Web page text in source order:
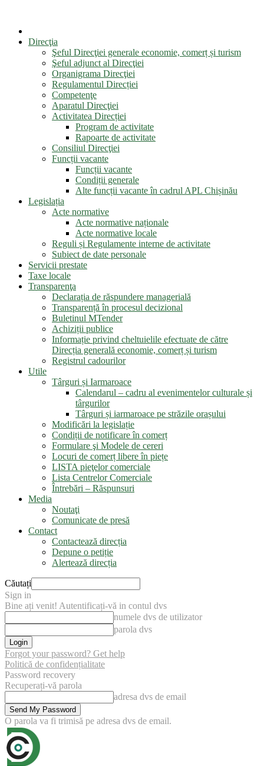
Direcţia
Şeful Direcţiei generale economie, comerț și turism
Şeful adjunct al Direcţiei
Organigrama Direcţiei
Regulamentul Direcției
Competenţe
Aparatul Direcţiei
Activitatea Direcției
Program de activitate
Rapoarte de activitate
Consiliul Direcţiei
Funcții vacante
Funcții vacante
Condiții generale
Alte funcții vacante în cadrul APL Chișinău
Legislația
Acte normative
Acte normative naționale
Acte normative locale
Reguli și Regulamente interne de activitate
Subiect de date personale
Servicii prestate
Taxe locale
Transparenţa
Declarația de răspundere managerială
Transparență în procesul decizional
Buletinul MTender
Achiziții publice
Informație privind cheltuielile efectuate de către
Direcția generală economie, comerț și turism
Registrul cadourilor
Utile
Târguri și Iarmaroace
Calendarul – cadru al evenimentelor culturale și
târgurilor
Târguri și iarmaroace pe străzile orașului
Modificări la legislație
Condiții de notificare în comerț
Formulare şi Modele de cereri
Locuri de comerț libere în piețe
LISTA pieţelor comerciale
Lista Centrelor Comerciale
Întrebări – Răspunsuri
Media
Noutaţi
Comunicate de presă
Contact
Contactează direcția
Depune o petiție
Alertează direcția
Căutați
Sign in
Bine ați venit! Autentificați-vă in contul dvs
numele dvs de utilizator
parola dvs
Forgot your password? Get help
Politică de confidențialitate
Password recovery
Recuperați-vă parola
adresa dvs de email
O parola va fi trimisă pe adresa dvs de email.